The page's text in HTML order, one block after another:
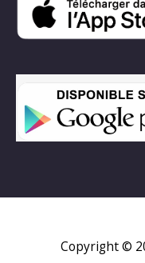
Copyright ©